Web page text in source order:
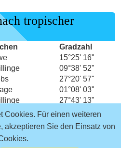
Cookies. Für einen weiteren
akzeptieren Sie den Einsatz von
tropischer
Gradzahl
15°25' 16"
09°38' 52"
27°20' 57"
01°08' 03"
27°43' 13"
08°29' 34"
14°37' 32"